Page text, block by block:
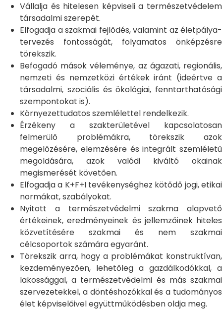
Vállalja és hitelesen képviseli a természetvédelem
társadalmi szerepét.
Elfogadja a szakmai fejlődés, valamint az életpálya-
tervezés fontosságát, folyamatos önképzésre
törekszik.
Befogadó mások véleménye, az ágazati, regionális,
nemzeti és nemzetközi értékek iránt (ideértve a
társadalmi, szociális és ökológiai, fenntarthatósági
szempontokat is).
Környezettudatos szemlélettel rendelkezik.
Érzékeny a szakterületével kapcsolatosan
felmerülő problémákra, törekszik azok
megelőzésére, elemzésére és integrált szemléletű
megoldására, azok valódi kiváltó okainak
megismerését követően.
Elfogadja a K+F+I tevékenységhez kötődő jogi, etikai
normákat, szabályokat.
Nyitott a természetvédelmi szakma alapvető
értékeinek, eredményeinek és jellemzőinek hiteles
közvetítésére szakmai és nem szakmai
célcsoportok számára egyaránt.
Törekszik arra, hogy a problémákat konstruktívan,
kezdeményezően, lehetőleg a gazdálkodókkal, a
lakossággal, a természetvédelmi és más szakmai
szervezetekkel, a döntéshozókkal és a tudományos
élet képviselőivel együttműködésben oldja meg.